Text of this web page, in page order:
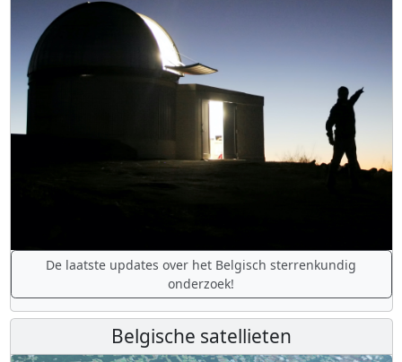
De laatste updates over het Belgisch sterrenkundig
onderzoek!
Belgische satellieten